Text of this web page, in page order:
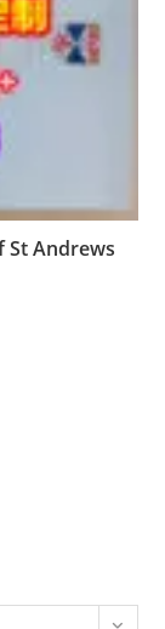
St Andrews